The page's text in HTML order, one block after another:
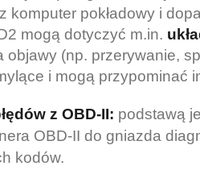
komputer pokładowy i
mogą dotyczyć m.in.
objawy (np. przerywanie,
i mogą przypominać
z OBD-II: podstawą
OBD-II do gniazda
kodów.